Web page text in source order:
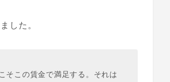
した。
そこの賃金で満足する。それは